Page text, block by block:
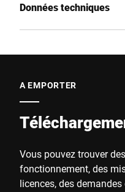
Données techniques
A EMPORTER
Vous pouvez trouver
fonctionnement, des
licences, des